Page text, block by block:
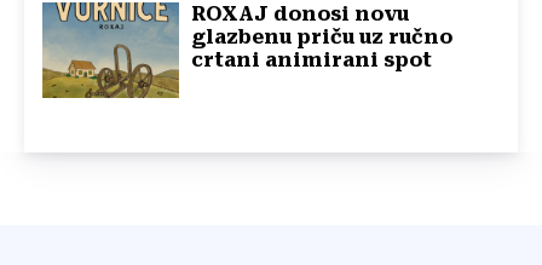
ROXAJ donosi novu
glazbenu priču uz ručno
crtani animirani spot